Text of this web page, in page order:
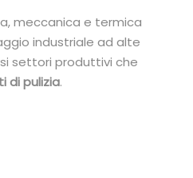
meccanica e termica
industriale ad alte
settori produttivi che
di pulizia.